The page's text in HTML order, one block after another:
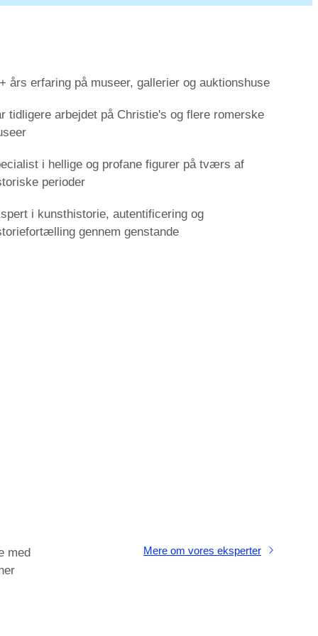
års erfaring på museer, gallerier og auktionshuse
tidligere arbejdet på Christie's og flere romerske
i hellige og profane figurer på tværs af
perioder
i kunsthistorie, autentificering og
gennem genstande
med
Mere om vores eksperter